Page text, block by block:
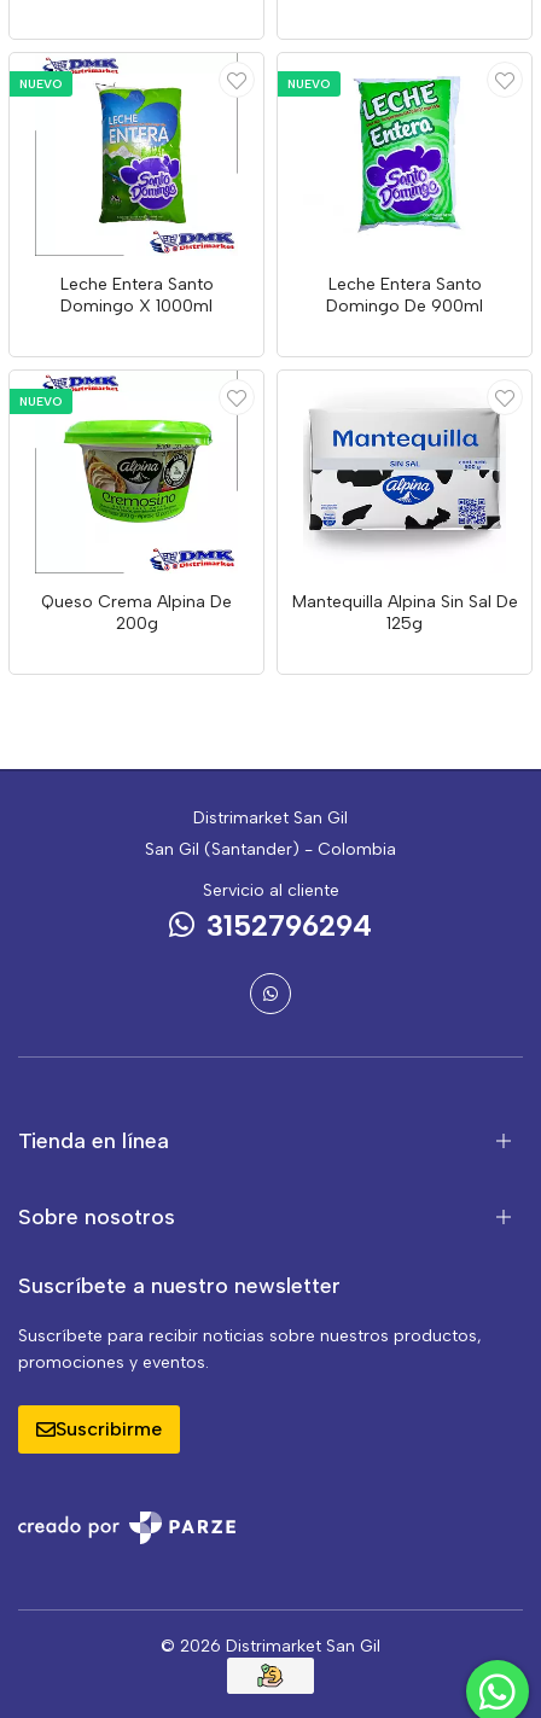
NUEVO
Leche Entera Santo
Domingo X 1000ml
NUEVO
Leche Entera Santo
Domingo De 900ml
NUEVO
Queso Crema Alpina De
200g
Mantequilla Alpina Sin Sal De
125g
Distrimarket San Gil
San Gil (Santander) - Colombia
Servicio al cliente
3152796294
Tienda en línea
Sobre nosotros
Suscríbete a nuestro newsletter
Suscríbete para recibir noticias sobre nuestros productos,
promociones y eventos.
Suscribirme
© 2026 Distrimarket San Gil